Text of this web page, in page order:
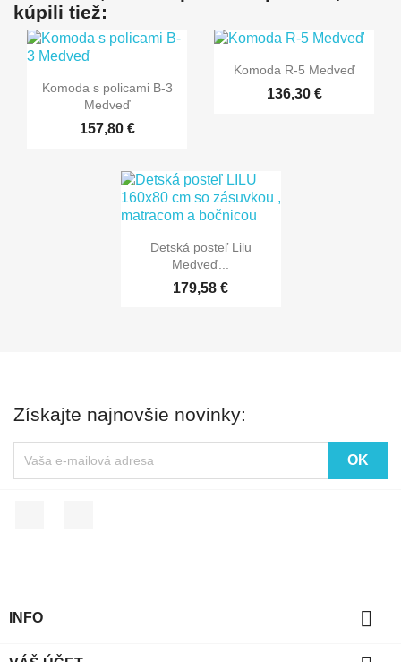
kúpili tiež:
 Rýchly náhľad
Komoda s policami B-3
Medveď
157,80 €
 Rýchly náhľad
Komoda R-5 Medveď
136,30 €
 Rýchly náhľad
Detská posteľ Lilu
Medveď...
179,58 €
Získajte najnovšie novinky:
INFO 